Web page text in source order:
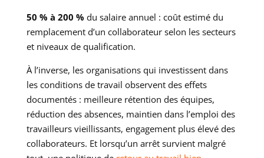
50 % à 200 % du salaire annuel : coût estimé du
remplacement d’un collaborateur selon les secteurs
et niveaux de qualification.
À l’inverse, les organisations qui investissent dans
les conditions de travail observent des effets
documentés : meilleure rétention des équipes,
réduction des absences, maintien dans l’emploi des
travailleurs vieillissants, engagement plus élevé des
collaborateurs. Et lorsqu’un arrêt survient malgré